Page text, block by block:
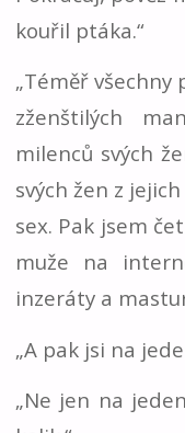
kouřil ptáka.“
„Téměř
zženštilých
milenců svých
svých žen z
sex. Pak jsem
muže na
inzeráty a
„A pak jsi na
„Ne jen na